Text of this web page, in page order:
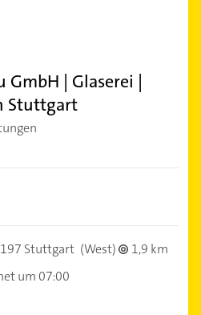
GmbH | Glaserei |
Stuttgart
Stuttgart (West)
1,9 km
um 07:00